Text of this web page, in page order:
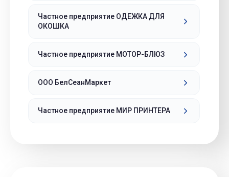
Частное предприятие ОДЕЖКА ДЛЯ
ОКОШКА
Частное предприятие МОТОР-БЛЮЗ
ООО БелСеанМаркет
Частное предприятие МИР ПРИНТЕРА